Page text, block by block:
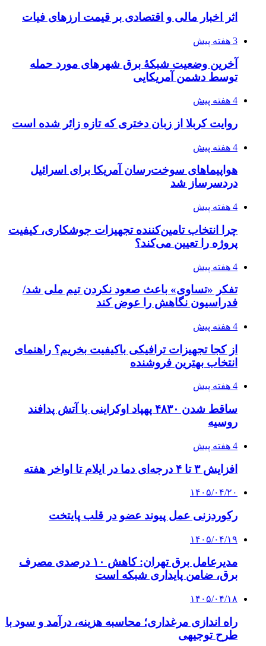
اثر اخبار مالی و اقتصادی بر قیمت ارزهای فیات
3 هفته پیش
آخرین وضعیت شبکۀ برق شهرهای مورد حمله
توسط دشمن آمریکایی
4 هفته پیش
روایت کربلا از زبان دختری که تازه زائر شده است
4 هفته پیش
هواپیماهای سوخت‌رسان آمریکا برای اسرائیل
دردسرساز شد
4 هفته پیش
چرا انتخاب تامین‌کننده تجهیزات جوشکاری، کیفیت
پروژه را تعیین می‌کند؟
4 هفته پیش
تفکر «تساوی» باعث صعود نکردن تیم ملی شد/
فدراسیون نگاهش را عوض کند
4 هفته پیش
از کجا تجهیزات ترافیکی باکیفیت بخریم؟ راهنمای
انتخاب بهترین فروشنده
4 هفته پیش
ساقط شدن ۴۸۳۰ پهپاد اوکراینی با آتش پدافند
روسیه
4 هفته پیش
افزایش ۳ تا ۴ درجه‌ای دما در ایلام تا اواخر هفته
۱۴۰۵/۰۴/۲۰
رکوردزنی عمل پیوند عضو در قلب پایتخت
۱۴۰۵/۰۴/۱۹
مدیرعامل برق تهران: کاهش ۱۰ درصدی مصرف
برق، ضامن پایداری شبکه است
۱۴۰۵/۰۴/۱۸
راه اندازی مرغداری؛ محاسبه هزینه، درآمد و سود با
طرح توجیهی